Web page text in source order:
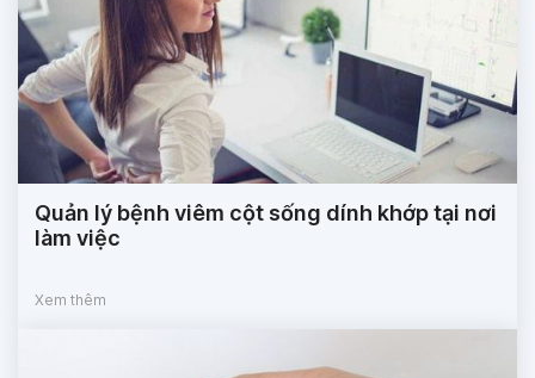
Quản lý bệnh viêm cột sống dính khớp tại nơi
làm việc
Xem thêm